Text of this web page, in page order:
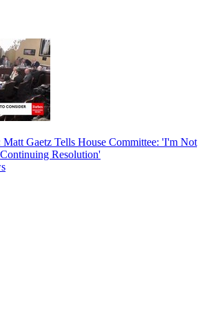
Gaetz Tells House Committee: 'I'm Not
Resolution'